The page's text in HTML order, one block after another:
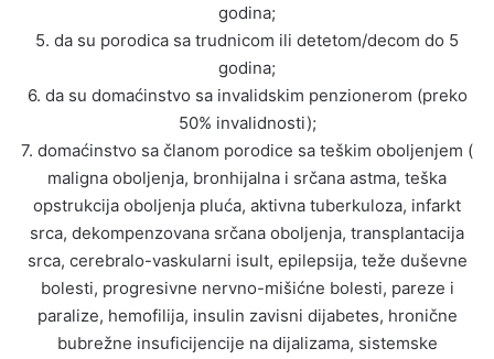
godina;
5. da su porodica sa trudnicom ili detetom/decom do 5
godina;
6. da su domaćinstvo sa invalidskim penzionerom (preko
50% invalidnosti);
7. domaćinstvo sa članom porodice sa teškim oboljenjem (
maligna oboljenja, bronhijalna i srčana astma, teška
opstrukcija oboljenja pluća, aktivna tuberkuloza, infarkt
srca, dekompenzovana srčana oboljenja, transplantacija
srca, cerebralo-vaskularni isult, epilepsija, teže duševne
bolesti, progresivne nervno-mišićne bolesti, pareze i
paralize, hemofilija, insulin zavisni dijabetes, hronične
bubrežne insuficijencije na dijalizama, sistemske